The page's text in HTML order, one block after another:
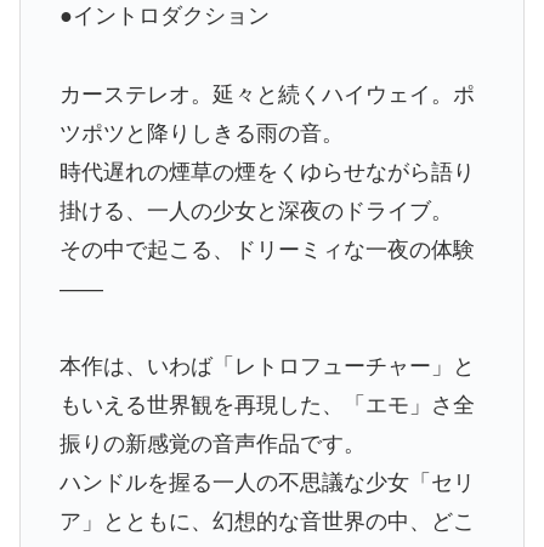
●イントロダクション
カーステレオ。延々と続くハイウェイ。ポ
ツポツと降りしきる雨の音。
時代遅れの煙草の煙をくゆらせながら語り
掛ける、一人の少女と深夜のドライブ。
その中で起こる、ドリーミィな一夜の体験
――
本作は、いわば「レトロフューチャー」と
もいえる世界観を再現した、「エモ」さ全
振りの新感覚の音声作品です。
ハンドルを握る一人の不思議な少女「セリ
ア」とともに、幻想的な音世界の中、どこ